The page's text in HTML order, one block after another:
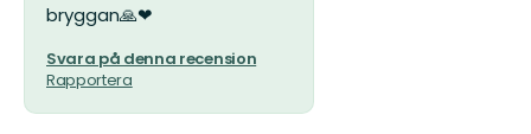
bryggan🙏❤
Svara på denna recension
Rapportera